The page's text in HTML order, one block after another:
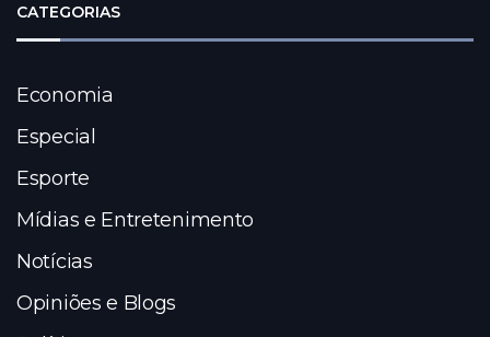
CATEGORIAS
Economia
Especial
Esporte
Mídias e Entretenimento
Notícias
Opiniões e Blogs